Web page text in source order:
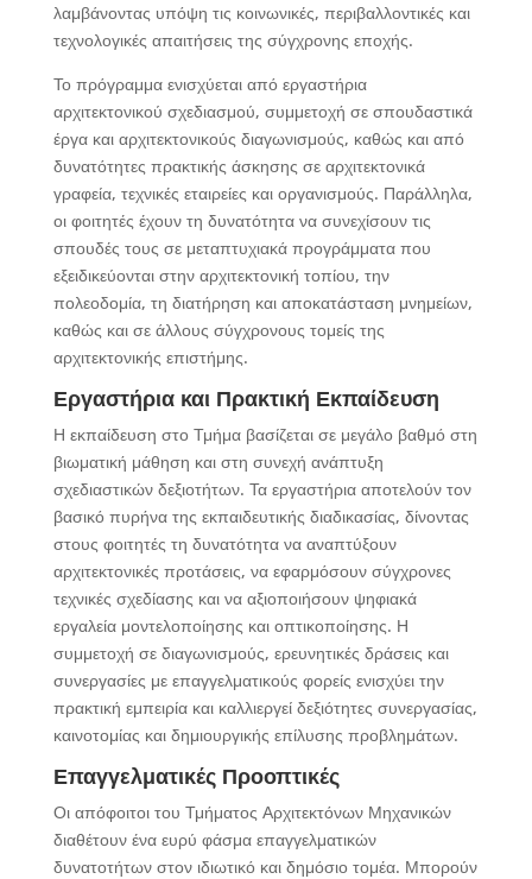
λαμβάνοντας υπόψη τις κοινωνικές, περιβαλλοντικές και
τεχνολογικές απαιτήσεις της σύγχρονης εποχής.
Το πρόγραμμα ενισχύεται από εργαστήρια
αρχιτεκτονικού σχεδιασμού, συμμετοχή σε σπουδαστικά
έργα και αρχιτεκτονικούς διαγωνισμούς, καθώς και από
δυνατότητες πρακτικής άσκησης σε αρχιτεκτονικά
γραφεία, τεχνικές εταιρείες και οργανισμούς. Παράλληλα,
οι φοιτητές έχουν τη δυνατότητα να συνεχίσουν τις
σπουδές τους σε μεταπτυχιακά προγράμματα που
εξειδικεύονται στην αρχιτεκτονική τοπίου, την
πολεοδομία, τη διατήρηση και αποκατάσταση μνημείων,
καθώς και σε άλλους σύγχρονους τομείς της
αρχιτεκτονικής επιστήμης.
Εργαστήρια και Πρακτική Εκπαίδευση
Η εκπαίδευση στο Τμήμα βασίζεται σε μεγάλο βαθμό στη
βιωματική μάθηση και στη συνεχή ανάπτυξη
σχεδιαστικών δεξιοτήτων. Τα εργαστήρια αποτελούν τον
βασικό πυρήνα της εκπαιδευτικής διαδικασίας, δίνοντας
στους φοιτητές τη δυνατότητα να αναπτύξουν
αρχιτεκτονικές προτάσεις, να εφαρμόσουν σύγχρονες
τεχνικές σχεδίασης και να αξιοποιήσουν ψηφιακά
εργαλεία μοντελοποίησης και οπτικοποίησης. Η
συμμετοχή σε διαγωνισμούς, ερευνητικές δράσεις και
συνεργασίες με επαγγελματικούς φορείς ενισχύει την
πρακτική εμπειρία και καλλιεργεί δεξιότητες συνεργασίας,
καινοτομίας και δημιουργικής επίλυσης προβλημάτων.
Επαγγελματικές Προοπτικές
Οι απόφοιτοι του Τμήματος Αρχιτεκτόνων Μηχανικών
διαθέτουν ένα ευρύ φάσμα επαγγελματικών
δυνατοτήτων στον ιδιωτικό και δημόσιο τομέα. Μπορούν